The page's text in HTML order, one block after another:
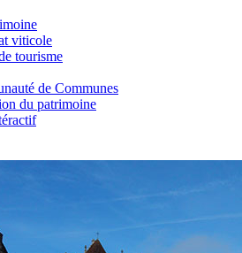
viticole
tourisme
de Communes
du patrimoine